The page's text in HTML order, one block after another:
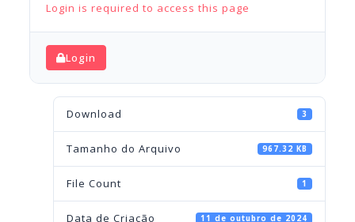
Login is required to access this page
Login
Download 3
Tamanho do Arquivo 967.32 KB
File Count 1
Data de Criação 11 de outubro de 2024